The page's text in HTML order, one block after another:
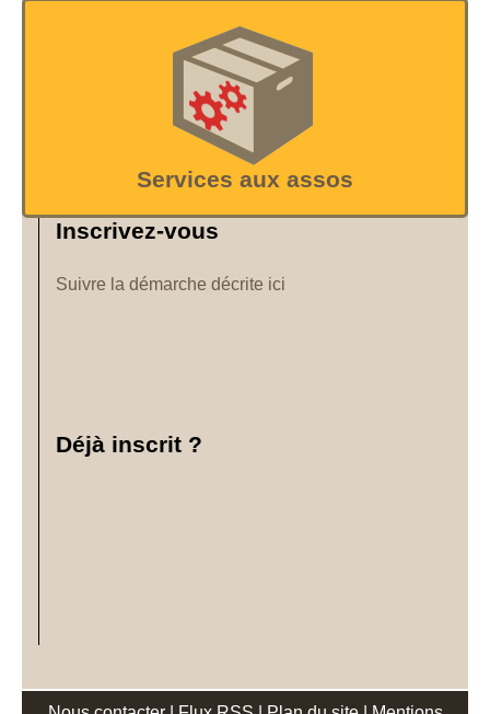
Services aux assos
Inscrivez-vous
Suivre la démarche décrite ici
Déjà inscrit ?